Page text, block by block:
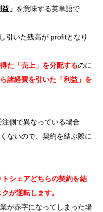
益」 を意味する英単語で
引いた残高が profitとなり
た「売上」を分配するのに
諸経費を引いた「利益」を
側で異なっている場合
ないので、契約を結ぶ際に
シェアどちらの契約を結
が逆転します。
が赤字になってしまった場